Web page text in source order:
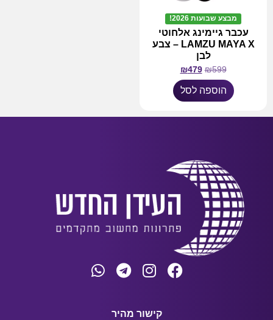
מבצע שבועות 2026!
עכבר גיימינג אלחוטי
LAMZU MAYA X – צבע
לבן
₪599
₪479
הוספה לסל
קישור מהיר